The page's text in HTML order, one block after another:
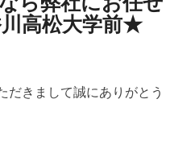
高松大学前★
だきまして誠にありがとう